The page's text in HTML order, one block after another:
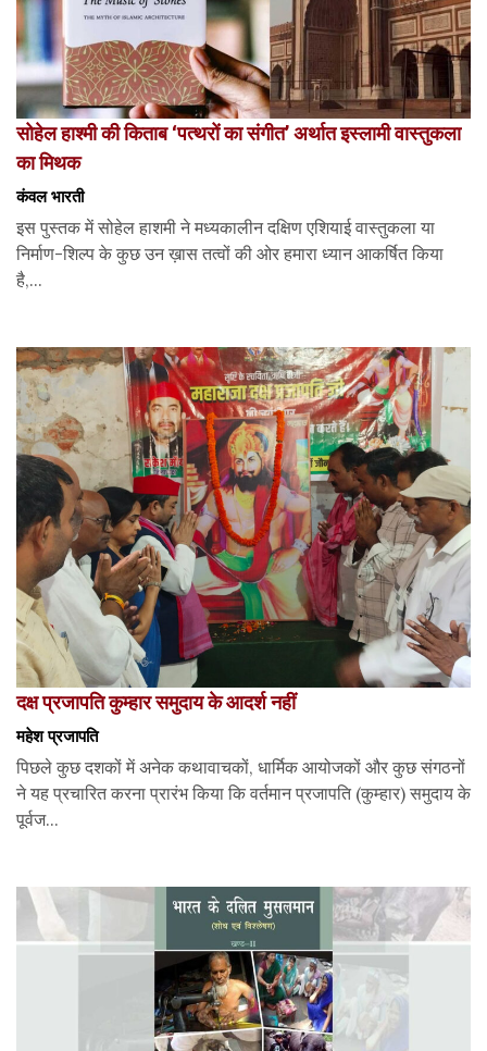
सोहेल हाश्मी की किताब ‘पत्थरों का संगीत’ अर्थात इस्लामी वास्तुकला
का मिथक
कंवल भारती
इस पुस्तक में सोहेल हाशमी ने मध्यकालीन दक्षिण एशियाई वास्तुकला या
निर्माण-शिल्प के कुछ उन ख़ास तत्वों की ओर हमारा ध्यान आकर्षित किया
है,...
दक्ष प्रजापति कुम्हार समुदाय के आदर्श नहीं
महेश प्रजापति
पिछले कुछ दशकों में अनेक कथावाचकों, धार्मिक आयोजकों और कुछ संगठनों
ने यह प्रचारित करना प्रारंभ किया कि वर्तमान प्रजापति (कुम्हार) समुदाय के
पूर्वज...